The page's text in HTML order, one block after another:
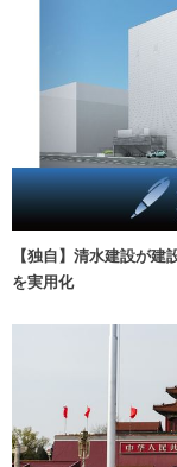
【独自】清水建設が
を実用化